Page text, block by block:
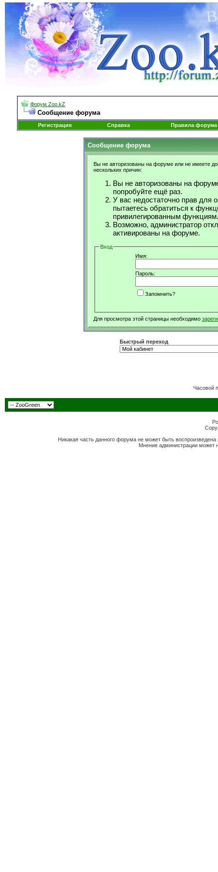
Форум Zoo.kZ
Сообщение форума
Регистрация Справка Правила форума
Сообщение форума
Вы не авторизованы на форуме или не имеете
нескольких причин:
Вы не авторизованы на
попробуйте ещё раз.
У вас недостаточно прав для
пытаетесь обратиться к
привилегированным функциям.
Возможно, администратор
активированы на форуме.
Вход
Имя:
Пароль:
Запомнить?
Для просмотра этой страницы необходимо
Быстрый переход
Часовой
Никакая часть данного форума не может быть
Мнение администрации может